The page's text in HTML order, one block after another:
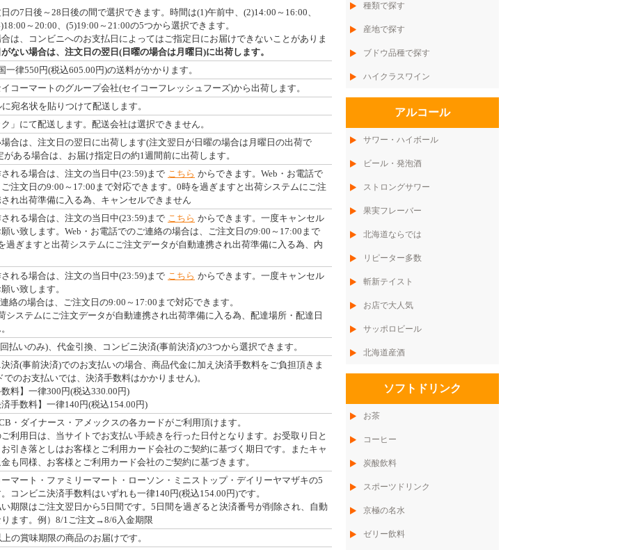
の7日後～28日後の間で選択できます。時間は(1)午前中、(2)14:00～16:00、
～20:00、(5)19:00～21:00の5つから選択できます。
は、コンビニへのお支払日によってはご指定日にお届けできないことがありま
ない場合は、注文日の翌日(日曜の場合は月曜日)に出荷します。
一律550円(税込605.00円)の送料がかかります。
コーマートのグループ会社(セイコーフレッシュフーズ)から出荷します。
宛名状を貼りつけて配送します。
」にて配送します。配送会社は選択できません。
合は、注文日の翌日に出荷します(注文翌日が日曜の場合は月曜日の出荷で
ある場合は、お届け指定日の約1週間前に出荷します。
れる場合は、注文の当日中(23:59)まで こちら からできます。Web・お電話で
注文日の9:00～17:00まで対応できます。0時を過ぎますと出荷システムにご注
れ出荷準備に入る為、キャンセルできません
れる場合は、注文の当日中(23:59)まで こちら からできます。一度キャンセル
い致します。Web・お電話でのご連絡の場合は、ご注文日の9:00～17:00まで
過ぎますと出荷システムにご注文データが自動連携され出荷準備に入る為、内
れる場合は、注文の当日中(23:59)まで こちら からできます。一度キャンセル
い致します。
絡の場合は、ご注文日の9:00～17:00まで対応できます。
システムにご注文データが自動連携され出荷準備に入る為、配達場所・配達日
払いのみ)、代金引換、コンビニ決済(事前決済)の3つから選択できます。
済(事前決済)でのお支払いの場合、商品代金に加え決済手数料をご負担頂きま
のお支払いでは、決済手数料はかかりません)。
数料】一律300円(税込330.00円)
済手数料】一律140円(税込154.00円)
・ダイナース・アメックスの各カードがご利用頂けます。
利用日は、当サイトでお支払い手続きを行った日付となります。お受取り日と
引き落としはお客様とご利用カード会社のご契約に基づく期日です。またキャ
も同様、お客様とご利用カード会社のご契約に基づきます。
マート・ファミリーマート・ローソン・ミニストップ・デイリーヤマザキの5
コンビニ決済手数料はいずれも一律140円(税込154.00円)です。
期限はご注文翌日から5日間です。5日間を過ぎると決済番号が削除され、自動
ます。例）8/1ご注文→8/6入金期限
の賞味期限の商品のお届けです。
種類で探す
産地で探す
ブドウ品種で探す
ハイクラスワイン
アルコール
サワー・ハイボール
ビール・発泡酒
ストロングサワー
果実フレーバー
北海道ならでは
リピーター多数
斬新テイスト
お店で大人気
サッポロビール
北海道産酒
ソフトドリンク
お茶
コーヒー
炭酸飲料
スポーツドリンク
京極の名水
ゼリー飲料